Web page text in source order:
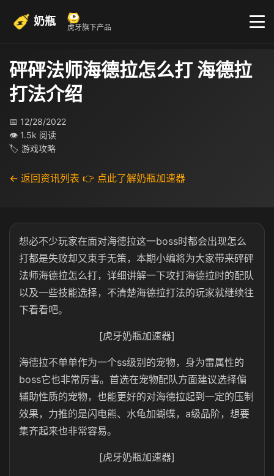
奶瓶 虎牙旗下产品
砰砰法师海德拉怎么打 海德拉
打法介绍
📅 12/28/2022
👁 1.5k 阅读
🏷 游戏攻略
← 返回资讯列表 👉 点此了解奶瓶加速器
想必不少玩家在面对海德拉这一boss时都会出现怎么
打都是失败却又束手无策，本期小编将为大家带来砰砰
法师海德拉怎么打，详细讲解一下攻打海德拉时的配队
以及一些技能选择，不清楚海德拉打法的玩家就继续往
下看看吧。
[虎牙奶瓶加速器]
海德拉不单单作为一个ss级别的宠物，身为雷属性的
boss它也非常厉害。首选在宠物配队方面建议选择偏
辅助性质的宠物，也能更好的对海德拉起到一定的压制
效果，力推的是闪电熊、水龟加蝴蝶，a级品阶，想要
集齐起来也非常容易。
[虎牙奶瓶加速器]